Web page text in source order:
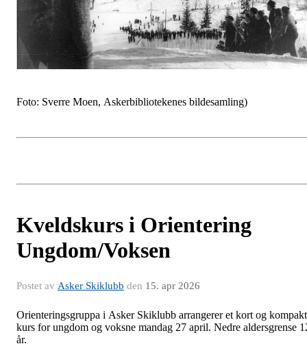
Foto: Sverre Moen, Askerbibliotekenes bildesamling)
Kveldskurs i Orientering
Ungdom/Voksen
Postet av Asker Skiklubb den 15. apr 2026
Orienteringsgruppa i Asker Skiklubb arrangerer et kort og kompakt
kurs for ungdom og voksne mandag 27 april. Nedre aldersgrense
år.